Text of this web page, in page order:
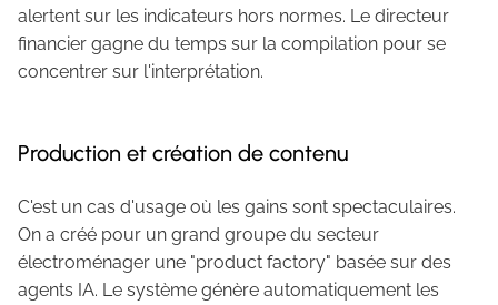
alertent sur les indicateurs hors normes. Le directeur
financier gagne du temps sur la compilation pour se
concentrer sur l'interprétation.
Production et création de contenu
C'est un cas d'usage où les gains sont spectaculaires.
On a créé pour un grand groupe du secteur
électroménager une "product factory" basée sur des
agents IA. Le système génère automatiquement les